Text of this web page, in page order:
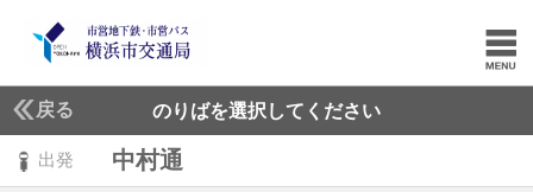
戻る のりばを選択してください
出発 中村通